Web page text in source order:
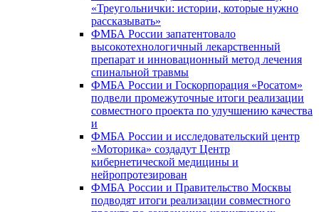
«Треугольнички: истории, которые нужно
рассказывать»
ФМБА России запатентовало
высокотехнологичный лекарственный
препарат и инновационный метод лечения
спинальной травмы
ФМБА России и Госкорпорация «Росатом»
подвели промежуточные итоги реализации
совместного проекта по улучшению качества
и
ФМБА России и исследовательский центр
«Моторика» создадут Центр
кибернетической медицины и
нейропротезирован
ФМБА России и Правительство Москвы
подводят итоги реализации совместного